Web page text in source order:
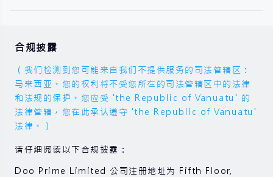
合规披露
（我们检测到您可能来自我们不提供服务的司法管辖区：
马来西亚。您的权利将不受您所在的司法管辖区中的法律
和法规的保护。您应受 'the Republic of Vanuatu' 的
法律管辖，您在此承认遵守 'the Republic of Vanuatu'
法律。）
请仔细阅读以下合规披露：
Doo Prime Limited 公司注册地址为 Fifth Floor,